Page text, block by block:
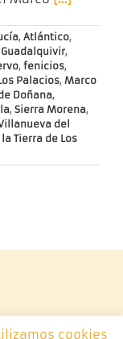
, Atlántico,
,
, fenicios,
Palacios, Marco
Doñana,
, Sierra Morena,
del
Tierra de Los
cookies